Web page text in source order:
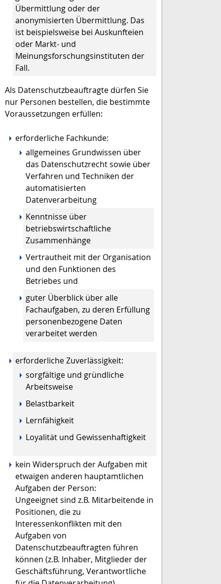
Übermittlung oder der
anonymisierten Übermittlung. Das
ist beispielsweise bei Auskunfteien
oder Markt- und
Meinungsforschungsinstituten der
Fall.
Als Datenschutzbeauftragte dürfen Sie
nur Personen bestellen, die bestimmte
Voraussetzungen erfüllen:
erforderliche Fachkunde:
allgemeines Grundwissen über
das Datenschutzrecht sowie über
Verfahren und Techniken der
automatisierten
Datenverarbeitung
Kenntnisse über
betriebswirtschaftliche
Zusammenhänge
Vertrautheit mit der Organisation
und den Funktionen des
Betriebes und
guter Überblick über alle
Fachaufgaben, zu deren Erfüllung
personenbezogene Daten
verarbeitet werden
erforderliche Zuverlässigkeit:
sorgfältige und gründliche
Arbeitsweise
Belastbarkeit
Lernfähigkeit
Loyalität und Gewissenhaftigkeit
kein Widerspruch der Aufgaben mit
etwaigen anderen hauptamtlichen
Aufgaben der Person:
Ungeeignet sind z.B. Mitarbeitende in
Positionen, die zu
Interessenkonflikten mit den
Aufgaben von
Datenschutzbeauftragten führen
können (z.B. Inhaber, Mitglieder der
Geschäftsführung, Verantwortliche